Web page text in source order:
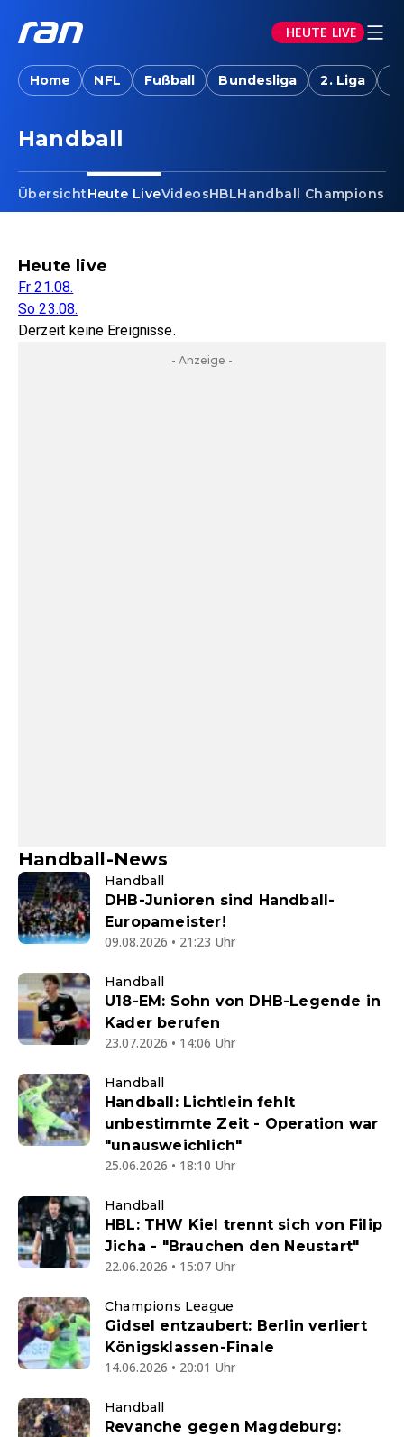
HEUTE LIVE
Home NFL Fußball Bundesliga 2. Liga
Handball - Heute Live
Handball
ÜbersichtHeute LiveVideosHBLHandball Champions
Heute live
Fr 21.08.
So 23.08.
Derzeit keine Ereignisse.
- Anzeige -
Handball-News
Handball
DHB-Junioren sind Handball-
Europameister!
09.08.2026 • 21:23 Uhr
Handball
U18-EM: Sohn von DHB-Legende in
Kader berufen
23.07.2026 • 14:06 Uhr
Handball
Handball: Lichtlein fehlt
unbestimmte Zeit - Operation war
"unausweichlich"
25.06.2026 • 18:10 Uhr
Handball
HBL: THW Kiel trennt sich von Filip
Jicha - "Brauchen den Neustart"
22.06.2026 • 15:07 Uhr
Champions League
Gidsel entzaubert: Berlin verliert
Königsklassen-Finale
14.06.2026 • 20:01 Uhr
Handball
Revanche gegen Magdeburg: